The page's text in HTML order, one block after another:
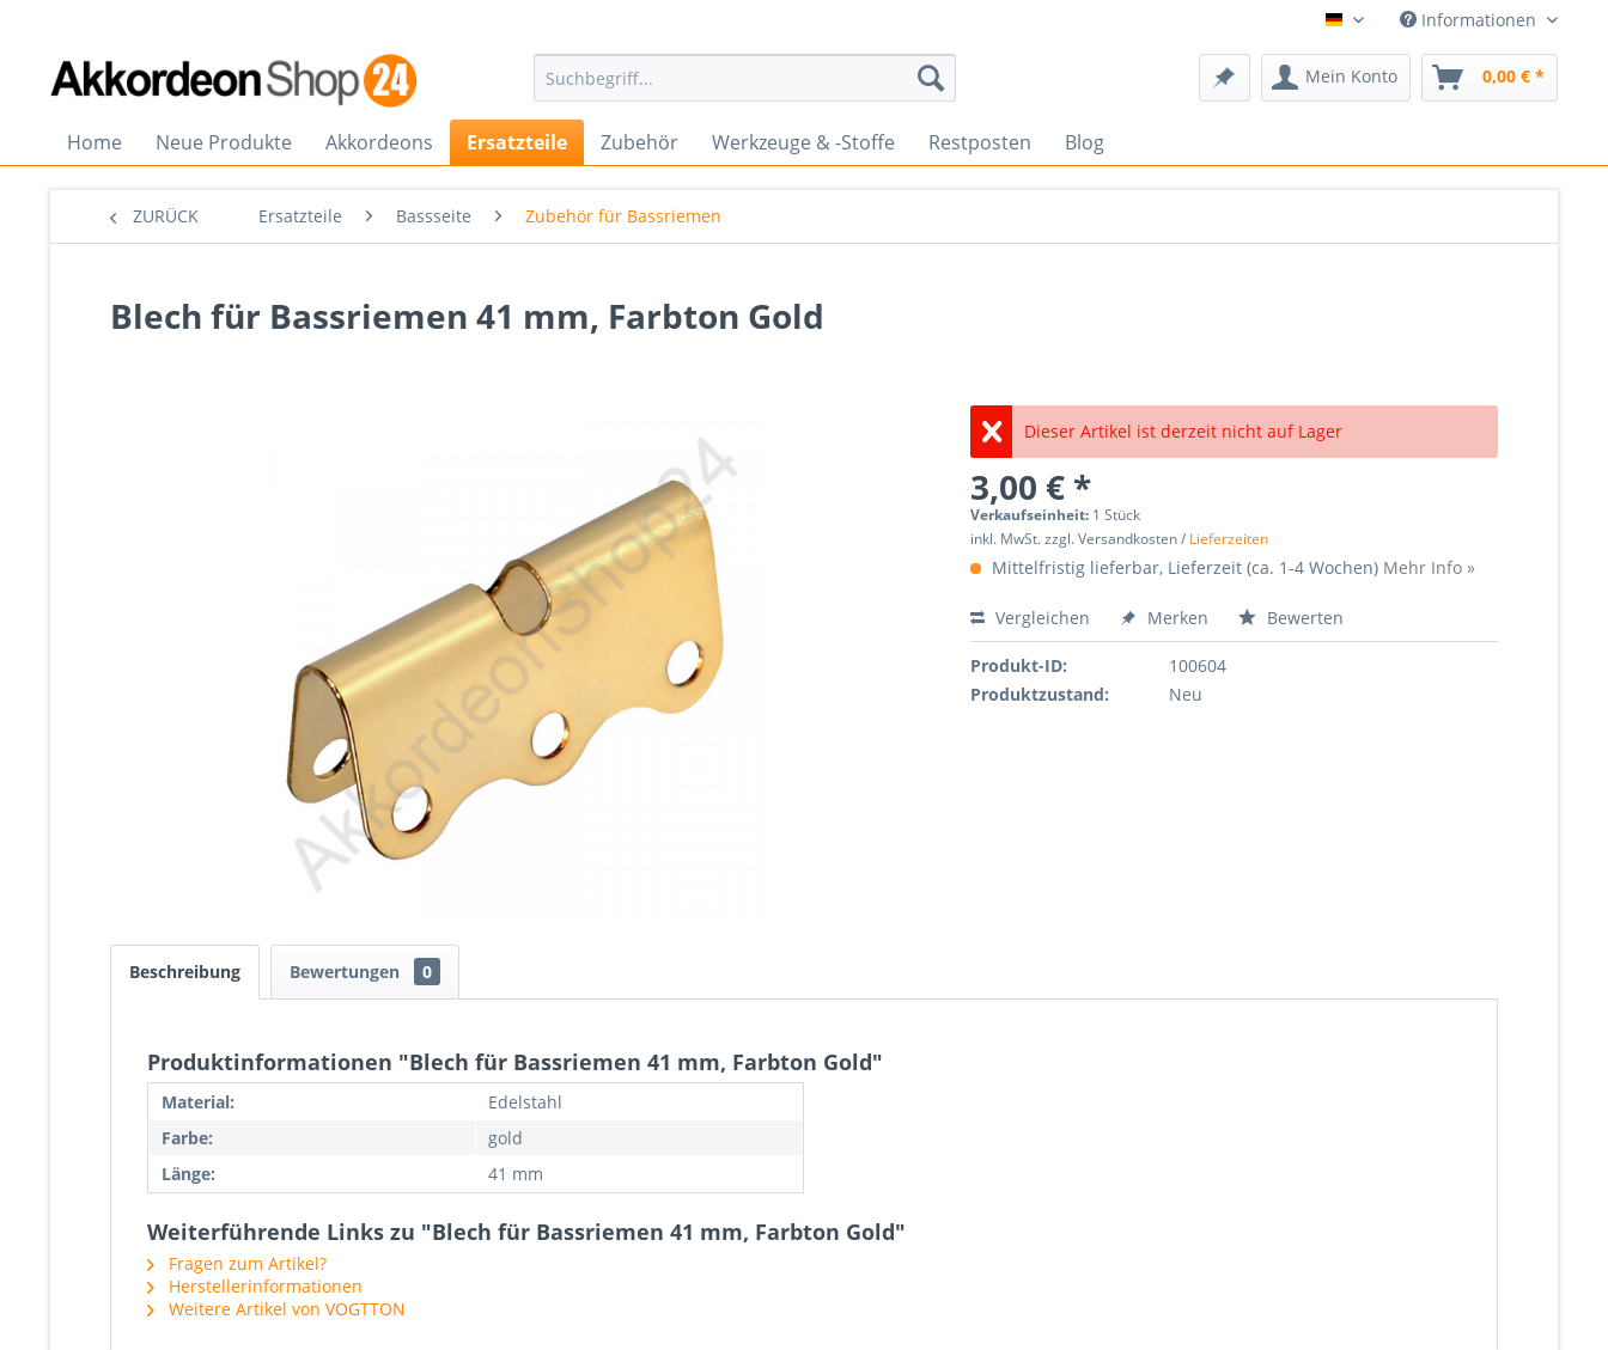
Deutsch Informationen
Mein Konto 0,00 € *
Home Neue Produkte Akkordeons Ersatzteile Zubehör Werkzeuge & -Stoffe Restposten Blog
ZURÜCK Ersatzteile Bassseite Zubehör für Bassriemen
Blech für Bassriemen 41 mm, Farbton Gold
Dieser Artikel ist derzeit nicht auf Lager
3,00 € *
Verkaufseinheit: 1 Stück
inkl. MwSt. zzgl. Versandkosten / Lieferzeiten
Mittelfristig lieferbar, Lieferzeit (ca. 1-4 Wochen) Mehr Info »
Vergleichen Merken Bewerten
Produkt-ID:
100604
Produktzustand:
Neu
Beschreibung Bewertungen 0
Produktinformationen "Blech für Bassriemen 41 mm, Farbton Gold"
Material:
Edelstahl
Farbe:
gold
Länge:
41 mm
Weiterführende Links zu "Blech für Bassriemen 41 mm, Farbton Gold"
Fragen zum Artikel?
Herstellerinformationen
Weitere Artikel von VOGTTON